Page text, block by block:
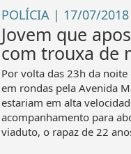
POLÍCIA | 17/07/2018
Jovem que
com trouxa de
Por volta das 23h da
em rondas pela Avenida
estariam em alta
acompanhamento para
viaduto, o rapaz de 22